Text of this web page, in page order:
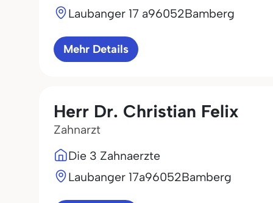
Laubanger 17 a96052Bamberg
Mehr Details
Herr Dr. Christian Felix
Zahnarzt
Die 3 Zahnaerzte
Laubanger 17a96052Bamberg